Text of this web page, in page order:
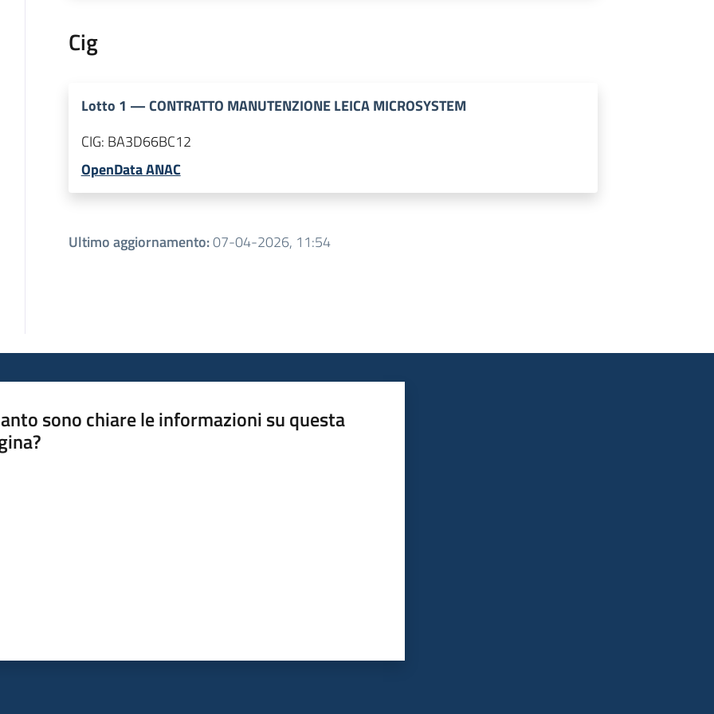
Cig
Lotto 1 —CONTRATTO MANUTENZIONE LEICA MICROSYSTEM
CIG: BA3D66BC12
OpenData ANAC
Ultimo aggiornamento:07-04-2026, 11:54
sono chiare le informazioni su questa